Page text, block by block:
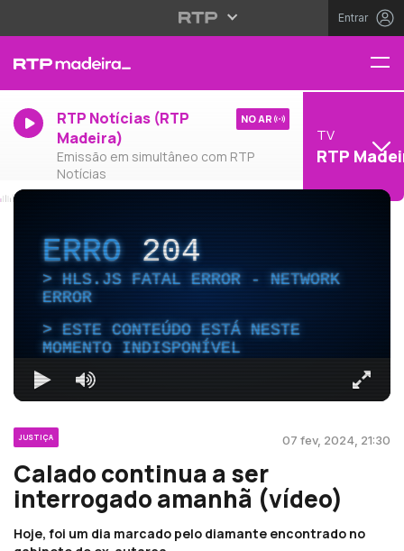
Entrar
RTP Notícias (RTP
Madeira)
Emissão em simultâneo com RTP
Notícias
NO AR
TV
RTP
ERRO204
HLS.JS FATAL ERROR - NETWORK
ERROR
ESTE CONTEÚDO ESTÁ NESTE
MOMENTO INDISPONÍVEL
JUSTIÇA 07 fev, 2024, 21:30
Calado continua a ser
interrogado amanhã (vídeo)
Hoje, foi um dia marcado pelo diamante encontrado no